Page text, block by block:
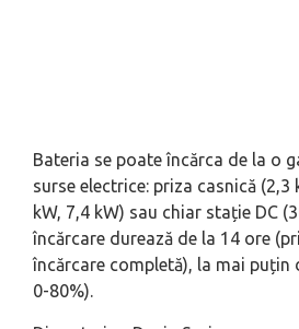
Bateria se poate încărca de la o
surse electrice: priza casnică (2,3
kW, 7,4 kW) sau chiar stație DC
încărcare durează de la 14 ore
încărcare completă), la mai puțin
0-80%).